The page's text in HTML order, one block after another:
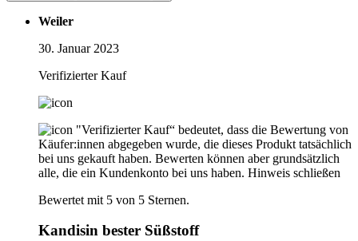
Weiler
30. Januar 2023
Verifizierter Kauf
"Verifizierter Kauf“ bedeutet, dass die Bewertung von
Käufer:innen abgegeben wurde, die dieses Produkt tatsächlich
bei uns gekauft haben. Bewerten können aber grundsätzlich
alle, die ein Kundenkonto bei uns haben. Hinweis schließen
Bewertet mit 5 von 5 Sternen.
Kandisin bester Süßstoff